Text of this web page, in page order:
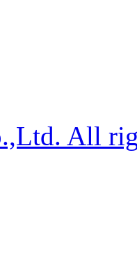
All